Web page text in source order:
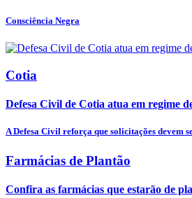
Consciência Negra
Cotia
Defesa Civil de Cotia atua em regime
A Defesa Civil reforça que solicitações devem
Farmácias de Plantão
Confira as farmácias que estarão de